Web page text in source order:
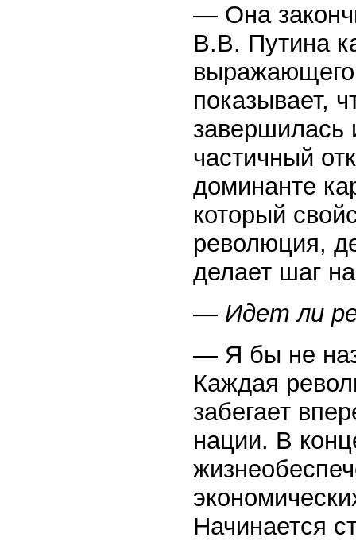
— Она
В.В. Путина
показывает,
завершилась
частичный
доминанте
который
революция,
делает шаг
— Идет ли
— Я бы не
Каждая
забегает
нации. В
Начинается